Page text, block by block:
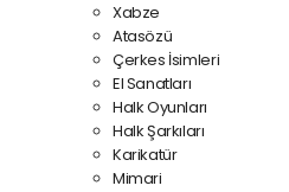
Xabze
Atasözü
Çerkes İsimleri
El Sanatları
Halk Oyunları
Halk Şarkıları
Karikatür
Mimari